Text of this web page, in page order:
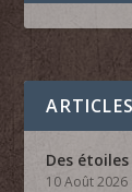
Des
10 Août 2026